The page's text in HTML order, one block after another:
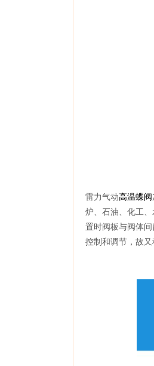
雷力气动高温蝶阀
炉、石油、化工
置时阀板与阀体
控制和调节，故又